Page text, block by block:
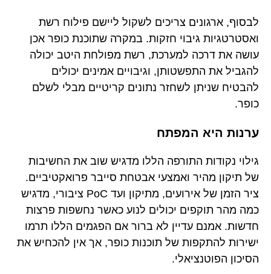
לבסוף, ארגונים צריכים לשקול ליישם פילוח רשת
ואסטרטגיות גיבוי חזקות. במקרה שתוכנת כופר אכן
עושה את דרכה למערכת, רשת מפולחת היטב יכולה
להגביל את התפשטותן, וגיבויים אמינים יכולים
להבטיח שניתן לשחזר נתונים קריטיים מבלי לשלם
כופר.
ערנות היא המפתח
גילוי נקודות התורפה הללו מדגיש שוב את החשיבות
של תיקון מהיר ואמצעי אבטחת סייבר פרואקטיביים.
ציר הזמן של אירועים, מתיקון ועד PoC ציבורי, מדגיש
כמה מהר תוקפים יכולים לנוע כאשר נחשפות פרצות
חדשות. אמנם עדיין לא ברור אם הפגמים הללו תרמו
ישירות להתקפות של תוכנות כופר, אך אין להכחיש את
הסיכון הפוטנציאלי.